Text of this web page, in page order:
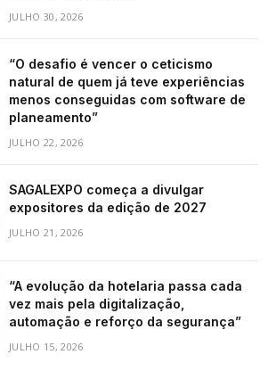
JULHO 30, 2026
“O desafio é vencer o ceticismo
natural de quem já teve experiências
menos conseguidas com software de
planeamento”
JULHO 22, 2026
SAGALEXPO começa a divulgar
expositores da edição de 2027
JULHO 21, 2026
“A evolução da hotelaria passa cada
vez mais pela digitalização,
automação e reforço da segurança”
JULHO 15, 2026